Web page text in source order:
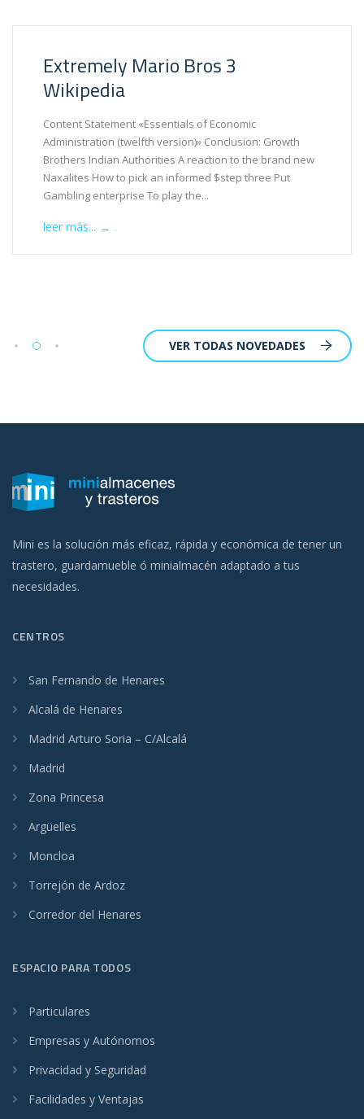
Extremely Mario Bros 3
Wikipedia
Content Statement «Essentials of Economic
Administration (twelfth version)» Conclusion: Growth
Brothers Indian Authorities A reaction to the brand new
Naxalites How to pick an informed $step three Put
Gambling enterprise To play the...
leer más... →
VER TODAS NOVEDADES
Mini es la solución más eficaz, rápida y económica de tener un
trastero, guardamueble ó minialmacén adaptado a tus
necesidades.
CENTROS
San Fernando de Henares
Alcalá de Henares
Madrid Arturo Soria – C/Alcalá
Madrid
Zona Princesa
Argüelles
Moncloa
Torrejón de Ardoz
Corredor del Henares
ESPACIO PARA TODOS
Particulares
Empresas y Autónomos
Privacidad y Seguridad
Facilidades y Ventajas